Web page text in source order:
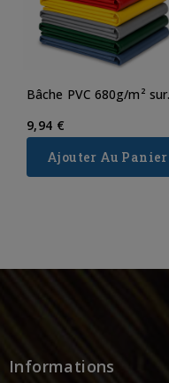
Bâche PVC 680g/m² sur
9,94 €
Ajouter Au Panier
Informations